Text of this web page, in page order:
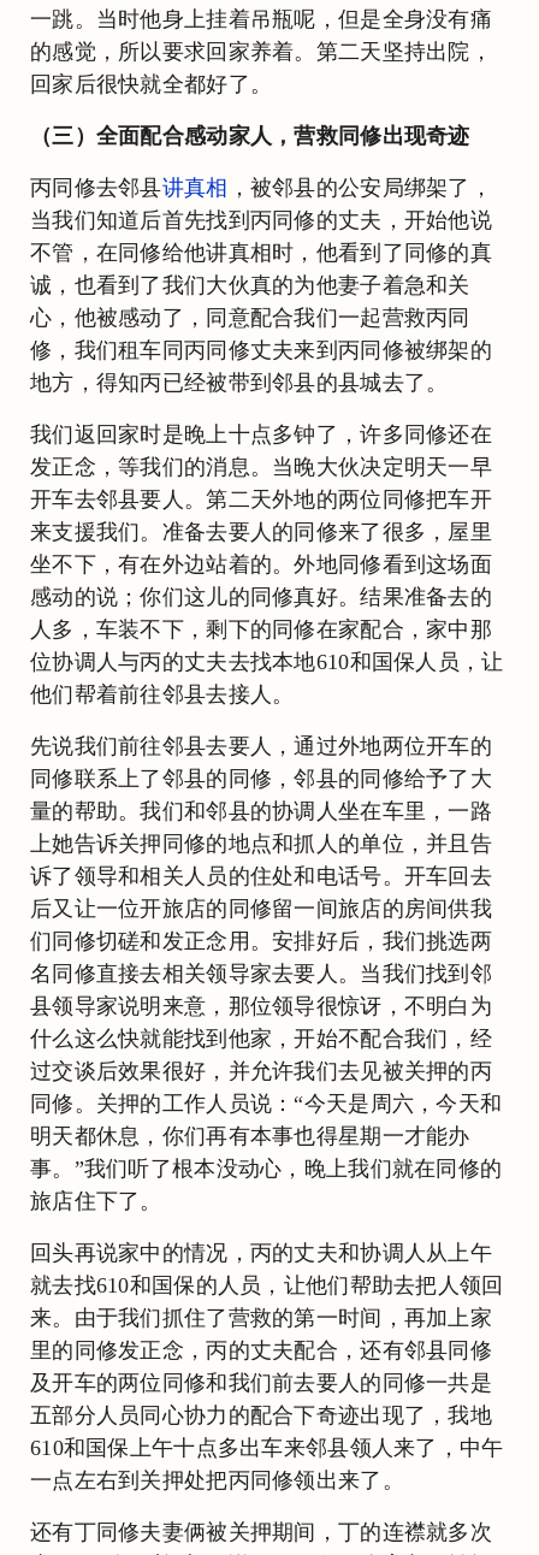
一跳。当时他身上挂着吊瓶呢，但是全身没有痛
的感觉，所以要求回家养着。第二天坚持出院，
回家后很快就全都好了。
（三）全面配合感动家人，营救同修出现奇迹
丙同修去邻县讲真相 ，被邻县的公安局绑架了，
当我们知道后首先找到丙同修的丈夫，开始他说
不管，在同修给他讲真相时，他看到了同修的真
诚，也看到了我们大伙真的为他妻子着急和关
心，他被感动了，同意配合我们一起营救丙同
修，我们租车同丙同修丈夫来到丙同修被绑架的
地方，得知丙已经被带到邻县的县城去了。
我们返回家时是晚上十点多钟了，许多同修还在
发正念，等我们的消息。当晚大伙决定明天一早
开车去邻县要人。第二天外地的两位同修把车开
来支援我们。准备去要人的同修来了很多，屋里
坐不下，有在外边站着的。外地同修看到这场面
感动的说；你们这儿的同修真好。结果准备去的
人多，车装不下，剩下的同修在家配合，家中那
位协调人与丙的丈夫去找本地610和国保人员，让
他们帮着前往邻县去接人。
先说我们前往邻县去要人，通过外地两位开车的
同修联系上了邻县的同修，邻县的同修给予了大
量的帮助。我们和邻县的协调人坐在车里，一路
上她告诉关押同修的地点和抓人的单位，并且告
诉了领导和相关人员的住处和电话号。开车回去
后又让一位开旅店的同修留一间旅店的房间供我
们同修切磋和发正念用。安排好后，我们挑选两
名同修直接去相关领导家去要人。当我们找到邻
县领导家说明来意，那位领导很惊讶，不明白为
什么这么快就能找到他家，开始不配合我们，经
过交谈后效果很好，并允许我们去见被关押的丙
同修。关押的工作人员说：“今天是周六，今天和
明天都休息，你们再有本事也得星期一才能办
事。”我们听了根本没动心，晚上我们就在同修的
旅店住下了。
回头再说家中的情况，丙的丈夫和协调人从上午
就去找610和国保的人员，让他们帮助去把人领回
来。由于我们抓住了营救的第一时间，再加上家
里的同修发正念，丙的丈夫配合，还有邻县同修
及开车的两位同修和我们前去要人的同修一共是
五部分人员同心协力的配合下奇迹出现了，我地
610和国保上午十点多出车来邻县领人来了，中午
一点左右到关押处把丙同修领出来了。
还有丁同修夫妻俩被关押期间，丁的连襟就多次